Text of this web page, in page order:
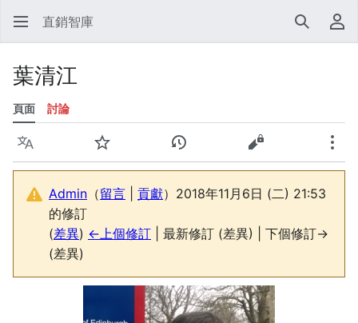
直銷智庫 搜尋 使
葉清江
頁面 討論
語言 監視 檢視歷史 檢視原始碼 更多
Admin （留言 貢獻） 2018年11月6日 (二) 21:53
的修訂
(差異) ←上個修訂 | 最新修訂 (差異) | 下個修訂→
(差異)